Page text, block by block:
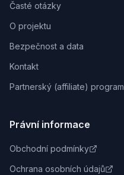
Časté otázky
O projektu
Bezpečnost a data
Kontakt
Partnerský (affiliate) program
Právní informace
Obchodní podmínky
Ochrana osobních údajů